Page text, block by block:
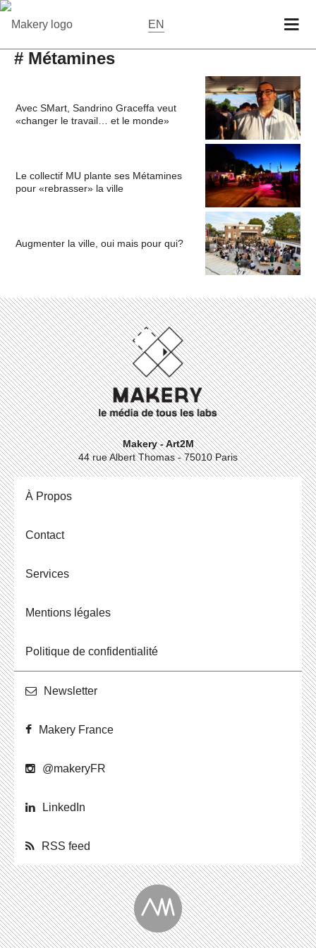
EN
# Métamines
Avec SMart, Sandrino Graceffa veut
«changer le travail… et le monde»
Le collectif MU plante ses Métamines
pour «rebrasser» la ville
Augmenter la ville, oui mais pour qui?
Makery - Art2M
44 rue Albert Thomas - 75010 Paris
À Propos
Contact
Ser­vices
Men­tions légales
Po­li­tique de confidentialité
News­let­ter
Makery France
@ma­ke­ryFR
Lin­ke­dIn
RSS feed